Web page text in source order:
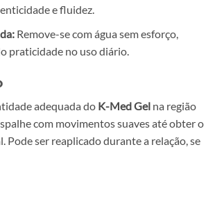
e fluidez.
Remove-se com água sem esforço,
praticidade no uso diário.
adequada do K-Med Gel na região
com movimentos suaves até obter o
Pode ser reaplicado durante a relação, se